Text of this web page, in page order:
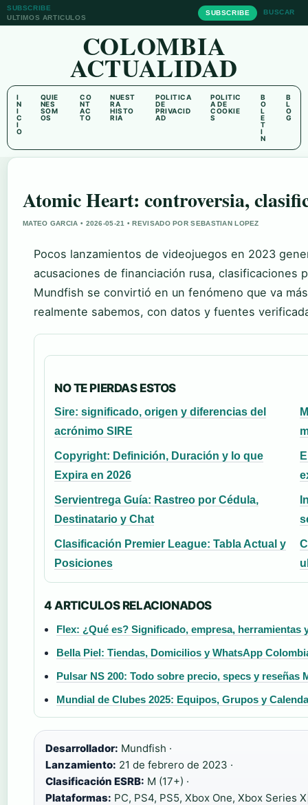
SUBSCRIBE
ULTIMOS ARTICULOS
SUBSCRIBE BUSCAR
COLOMBIA
ACTUALIDAD
I
N
I
C
I
O
QUIE
NES
SOM
OS
CO
NT
AC
TO
NUEST
RA
HISTO
RIA
POLITICA
DE
PRIVACID
AD
POLITIC
A DE
COOKIE
S
B
O
L
E
T
I
N
B
L
O
G
Atomic Heart: controversia,
MATEO GARCIA • 2026-05-21 • REVISADO POR SEBASTIAN LOPEZ
Pocos lanzamientos de videojuegos en 2023
acusaciones de financiación rusa, clasificaciones
Mundfish se convirtió en un fenómeno que va
realmente sabemos, con datos y fuentes
NO TE PIERDAS ESTOS
Sire: significado, origen y diferencias del
acrónimo SIRE
Copyright: Definición, Duración y lo que
Expira en 2026
Servientrega Guía: Rastreo por Cédula,
Destinatario y Chat
Clasificación Premier League: Tabla Actual y
Posiciones
4 ARTICULOS RELACIONADOS
Flex: ¿Qué es? Significado, empresa, herramientas
Bella Piel: Tiendas, Domicilios y WhatsApp
Pulsar NS 200: Todo sobre precio, specs y reseñas
Mundial de Clubes 2025: Equipos, Grupos y
Desarrollador: Mundfish ·
Lanzamiento: 21 de febrero de 2023 ·
Clasificación ESRB: M (17+) ·
Plataformas: PC, PS4, PS5, Xbox One, Xbox Series